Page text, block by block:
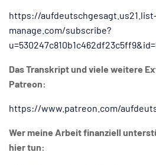
https://
manage.com/subscribe?
Das Transkript und viele weitere
Patreon:
https://www.patreon.com/
Wer meine Arbeit finanziell
hier tun: